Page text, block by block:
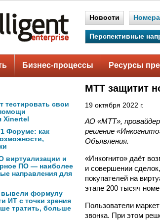
Новости Номера
Перспективные
Бизнес-процессы Ресурсы
тестировать свои
Xinertel
Форуме: как
виртуализации и
ПО — наиболее
направления для
вывели формулу
ИТ с точки зрения
тратить, больше
МТТ защитит
19 октября 2022 г.
АО «МТТ»,
решение
Объявления.
«Инкогнито» даёт
и совершении
покупателей на
этапе 200 тысяч
Пользователи
звонка. При этом